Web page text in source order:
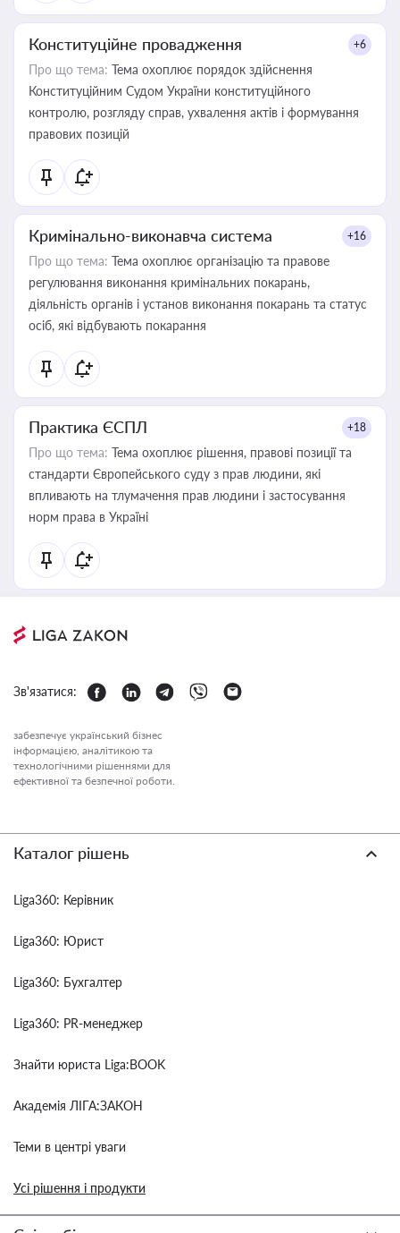
Конституційне провадження +6
Про що тема: Тема охоплює порядок здійснення
Конституційним Судом України конституційного
контролю, розгляду справ, ухвалення актів і формування
правових позицій
Кримінально-виконавча система +16
Про що тема: Тема охоплює організацію та правове
регулювання виконання кримінальних покарань,
діяльність органів і установ виконання покарань та статус
осіб, які відбувають покарання
Практика ЄСПЛ +18
Про що тема: Тема охоплює рішення, правові позиції та
стандарти Європейського суду з прав людини, які
впливають на тлумачення прав людини і застосування
норм права в Україні
Зв'язатися:
забезпечує український бізнес
інформацією, аналітикою та
технологічними рішеннями для
ефективної та безпечної роботи.
Каталог рішень
Liga360: Керівник
Liga360: Юрист
Liga360: Бухгалтер
Liga360: PR-менеджер
Знайти юриста Liga:BOOK
Академія ЛІГА:ЗАКОН
Теми в центрі уваги
Усі рішення і продукти